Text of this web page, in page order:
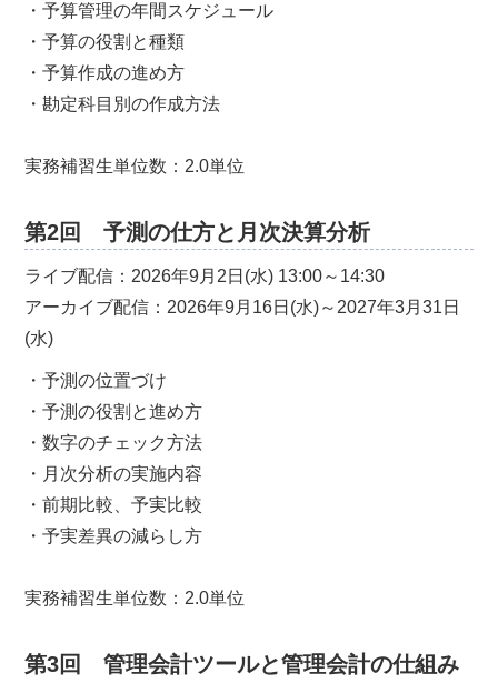
・予算管理の年間スケジュール
・予算の役割と種類
・予算作成の進め方
・勘定科目別の作成方法
実務補習生単位数：2.0単位
第2回 予測の仕方と月次決算分析
ライブ配信：2026年9月2日(水) 13:00～14:30
アーカイブ配信：2026年9月16日(水)～2027年3月31日
(水)
・予測の位置づけ
・予測の役割と進め方
・数字のチェック方法
・月次分析の実施内容
・前期比較、予実比較
・予実差異の減らし方
実務補習生単位数：2.0単位
第3回 管理会計ツールと管理会計の仕組み